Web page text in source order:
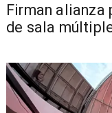
​​Firman alianza
de sala